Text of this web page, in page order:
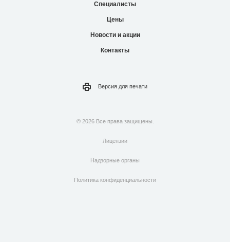
Специалисты
Цены
Новости и акции
Контакты
Версия для печати
© 2026 Все права защищены.
Лицензии
Надзорные органы
Политика конфиденциальности